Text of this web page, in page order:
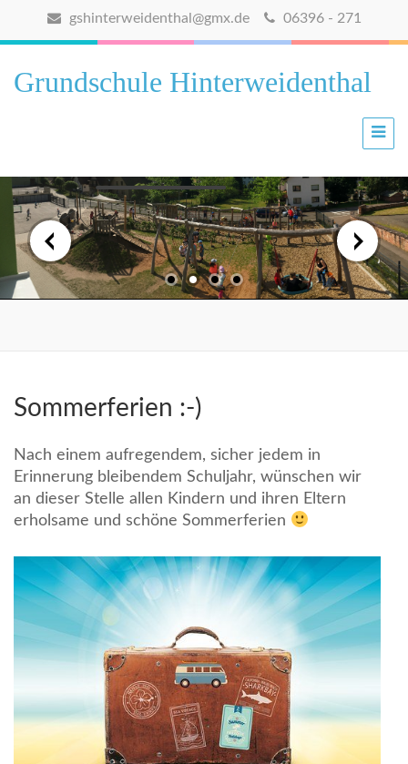
gshinterweidenthal@gmx.de 06396 - 271
Grundschule Hinterweidenthal
Sommerferien :-)
Nach einem aufregendem, sicher jedem in
Erinnerung bleibendem Schuljahr, wünschen wir
an dieser Stelle allen Kindern und ihren Eltern
erholsame und schöne Sommerferien